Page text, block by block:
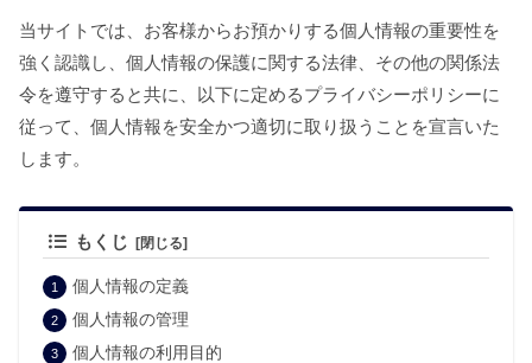
当サイトでは、お客様からお預かりする個人情報の重要性を
強く認識し、個人情報の保護に関する法律、その他の関係法
令を遵守すると共に、以下に定めるプライバシーポリシーに
従って、個人情報を安全かつ適切に取り扱うことを宣言いた
します。
もくじ
個人情報の定義
個人情報の管理
個人情報の利用目的